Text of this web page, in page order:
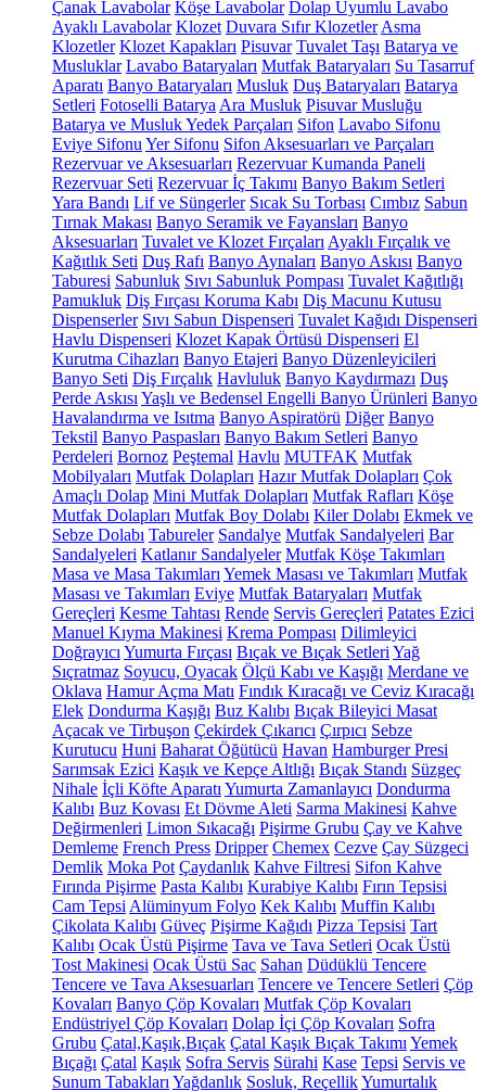
Çanak Lavabolar Köşe Lavabolar Dolap Uyumlu Lavabo
Ayaklı Lavabolar Klozet Duvara Sıfır Klozetler Asma
Klozetler Klozet Kapakları Pisuvar Tuvalet Taşı Batarya ve
Musluklar Lavabo Bataryaları Mutfak Bataryaları Su Tasarruf
Aparatı Banyo Bataryaları Musluk Duş Bataryaları Batarya
Setleri Fotoselli Batarya Ara Musluk Pisuvar Musluğu
Batarya ve Musluk Yedek Parçaları Sifon Lavabo Sifonu
Eviye Sifonu Yer Sifonu Sifon Aksesuarları ve Parçaları
Rezervuar ve Aksesuarları Rezervuar Kumanda Paneli
Rezervuar Seti Rezervuar İç Takımı Banyo Bakım Setleri
Yara Bandı Lif ve Süngerler Sıcak Su Torbası Cımbız Sabun
Tırnak Makası Banyo Seramik ve Fayansları Banyo
Aksesuarları Tuvalet ve Klozet Fırçaları Ayaklı Fırçalık ve
Kağıtlık Seti Duş Rafı Banyo Aynaları Banyo Askısı Banyo
Taburesi Sabunluk Sıvı Sabunluk Pompası Tuvalet Kağıtlığı
Pamukluk Diş Fırçası Koruma Kabı Diş Macunu Kutusu
Dispenserler Sıvı Sabun Dispenseri Tuvalet Kağıdı Dispenseri
Havlu Dispenseri Klozet Kapak Örtüsü Dispenseri El
Kurutma Cihazları Banyo Etajeri Banyo Düzenleyicileri
Banyo Seti Diş Fırçalık Havluluk Banyo Kaydırmazı Duş
Perde Askısı Yaşlı ve Bedensel Engelli Banyo Ürünleri Banyo
Havalandırma ve Isıtma Banyo Aspiratörü Diğer Banyo
Tekstil Banyo Paspasları Banyo Bakım Setleri Banyo
Perdeleri Bornoz Peştemal Havlu MUTFAK Mutfak
Mobilyaları Mutfak Dolapları Hazır Mutfak Dolapları Çok
Amaçlı Dolap Mini Mutfak Dolapları Mutfak Rafları Köşe
Mutfak Dolapları Mutfak Boy Dolabı Kiler Dolabı Ekmek ve
Sebze Dolabı Tabureler Sandalye Mutfak Sandalyeleri Bar
Sandalyeleri Katlanır Sandalyeler Mutfak Köşe Takımları
Masa ve Masa Takımları Yemek Masası ve Takımları Mutfak
Masası ve Takımları Eviye Mutfak Bataryaları Mutfak
Gereçleri Kesme Tahtası Rende Servis Gereçleri Patates Ezici
Manuel Kıyma Makinesi Krema Pompası Dilimleyici
Doğrayıcı Yumurta Fırçası Bıçak ve Bıçak Setleri Yağ
Sıçratmaz Soyucu, Oyacak Ölçü Kabı ve Kaşığı Merdane ve
Oklava Hamur Açma Matı Fındık Kıracağı ve Ceviz Kıracağı
Elek Dondurma Kaşığı Buz Kalıbı Bıçak Bileyici Masat
Açacak ve Tirbuşon Çekirdek Çıkarıcı Çırpıcı Sebze
Kurutucu Huni Baharat Öğütücü Havan Hamburger Presi
Sarımsak Ezici Kaşık ve Kepçe Altlığı Bıçak Standı Süzgeç
Nihale İçli Köfte Aparatı Yumurta Zamanlayıcı Dondurma
Kalıbı Buz Kovası Et Dövme Aleti Sarma Makinesi Kahve
Değirmenleri Limon Sıkacağı Pişirme Grubu Çay ve Kahve
Demleme French Press Dripper Chemex Cezve Çay Süzgeci
Demlik Moka Pot Çaydanlık Kahve Filtresi Sifon Kahve
Fırında Pişirme Pasta Kalıbı Kurabiye Kalıbı Fırın Tepsisi
Cam Tepsi Alüminyum Folyo Kek Kalıbı Muffin Kalıbı
Çikolata Kalıbı Güveç Pişirme Kağıdı Pizza Tepsisi Tart
Kalıbı Ocak Üstü Pişirme Tava ve Tava Setleri Ocak Üstü
Tost Makinesi Ocak Üstü Sac Sahan Düdüklü Tencere
Tencere ve Tava Aksesuarları Tencere ve Tencere Setleri Çöp
Kovaları Banyo Çöp Kovaları Mutfak Çöp Kovaları
Endüstriyel Çöp Kovaları Dolap İçi Çöp Kovaları Sofra
Grubu Çatal,Kaşık,Bıçak Çatal Kaşık Bıçak Takımı Yemek
Bıçağı Çatal Kaşık Sofra Servis Sürahi Kase Tepsi Servis ve
Sunum Tabakları Yağdanlık Sosluk, ReçellikYumurtalık